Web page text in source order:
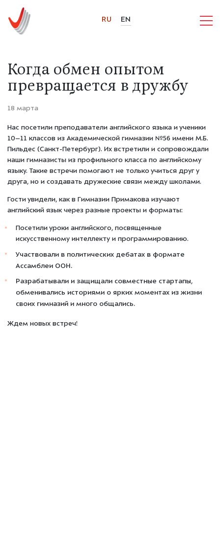
RU EN
Когда обмен опытом
превращается в дружбу
18 марта
Нас посетили преподаватели английского языка и ученики
10–11 классов из Академической гимназии №56 имени М.Б.
Пильдес (Санкт-Петербург). Их встретили и сопровождали
наши гимназисты из профильного класса по английскому
языку. Такие встречи помогают не только учиться друг у
друга, но и создавать дружеские связи между школами.
Гости увидели, как в Гимназии Примакова изучают
английский язык через разные проекты и форматы:
Посетили уроки английского, посвященные
искусственному интеллекту и программированию.
Участвовали в политических дебатах в формате
Ассамблеи ООН.
Разрабатывали и защищали совместные стартапы,
обменивались историями о ярких моментах из жизни
своих гимназий и много общались.
Ждем новых встреч!